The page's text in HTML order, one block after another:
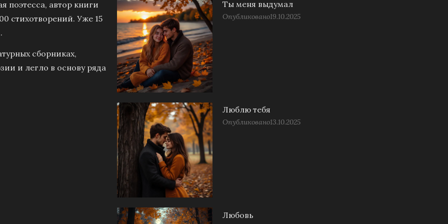
поэтесса, автор книги
стихотворений. Уже 15
сборниках,
и легло в основу ряда
Ты меня выдумал
Опубликовано19.10.2025
Люблю тебя
Опубликовано13.10.2025
Любовь